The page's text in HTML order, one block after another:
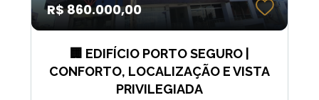
R$ 860.000,00
🏢 EDIFÍCIO PORTO SEGURO |
CONFORTO, LOCALIZAÇÃO E VISTA
PRIVILEGIADA